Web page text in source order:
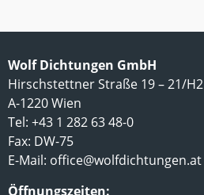
Wolf Dichtungen GmbH
Hirschstettner Straße 19 – 21/H2
A-1220 Wien
Tel: +43 1 282 63 48-0
Fax: DW-75
E-Mail: office@wolfdichtungen.at
Öffnungszeiten: